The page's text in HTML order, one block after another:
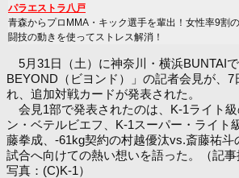
パラエストラ八戸
青森からプロMMA・キック選手を輩出！女性率9割
闘技の動きを使ってストレス解消！
5月31日（土）に神奈川・横浜BUNTAI
BEYOND（ビヨンド）」の記者会見が、7
れ、追加対戦カードが発表された。
会見1部で発表されたのは、K-1ライト
ン・ベテルビエフ、K-1スーパー・ライト
藤拳成、-61kg契約の村越優汰vs.斎藤祐斗
試合へ向けての熱い想いを語った。（記
写真：(C)K-1）